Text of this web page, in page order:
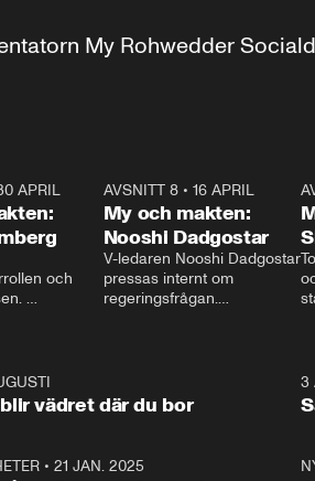
My Rohwedder
APRIL
och
AVSNITT 8• 16 APRIL
My och makten:
Nooshi Dadgostar
V-ledaren Nooshi Dadgostar
pressas internt om
regeringsfrågan.
– Vi ställer upp i val. Ska vi
vara med så sitter vi förstås
vädret där du bor
3
•21 JAN. 2025